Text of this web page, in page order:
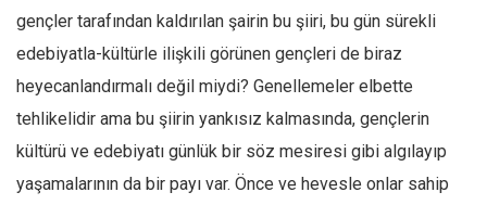
gençler tarafından kaldırılan şairin bu şiiri, bu gün sürekli
edebiyatla-kültürle ilişkili görünen gençleri de biraz
heyecanlandırmalı değil miydi? Genellemeler elbette
tehlikelidir ama bu şiirin yankısız kalmasında, gençlerin
kültürü ve edebiyatı günlük bir söz mesiresi gibi algılayıp
yaşamalarının da bir payı var. Önce ve hevesle onlar sahip